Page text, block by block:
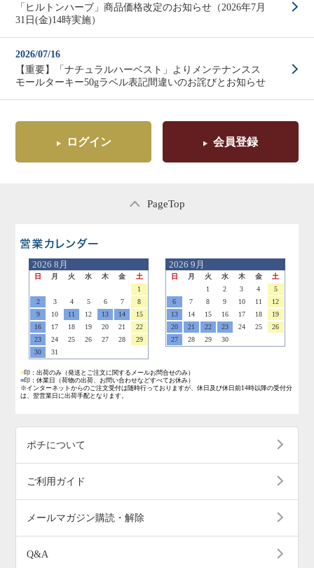
「ヒルトンハーブ」商品価格改定のお知らせ（2026年7月
31日(金)14時実施）
2026/07/16
【重要】「ナチュラルハーベスト」よりメンテナンスス
モールターキー50gラベル表記間違いのお詫びとお知らせ
ログイン 会員登録
PageTop
2026 8月
日 月 火 水 木 金
土
1
2
3 4 5 6 7
8
9
10 11 12 13 14
15
16
17 18 19 20 21
22
23
24 25 26 27 28
29
30
31
2026 9月
日 月 火 水 木 金
土
1
2 3 4
5
6
7 8 9 10 11
12
13
14 15 16 17 18
19
20
21 22 23 24 25
26
27
28 29 30
■印：出荷のみ （発送とご注文に関するメールお問合せのみ）
■印：休業日
（荷物の出荷、お問い合わせなどすべてお休み）
※インターネットからのご注文受付は随時行っておりますが、休日及び休日前14時以降の受付分
は、翌営業日に出荷手配となります。
ポチについて
ご利用ガイド
メールマガジン購読・解除
Q&A